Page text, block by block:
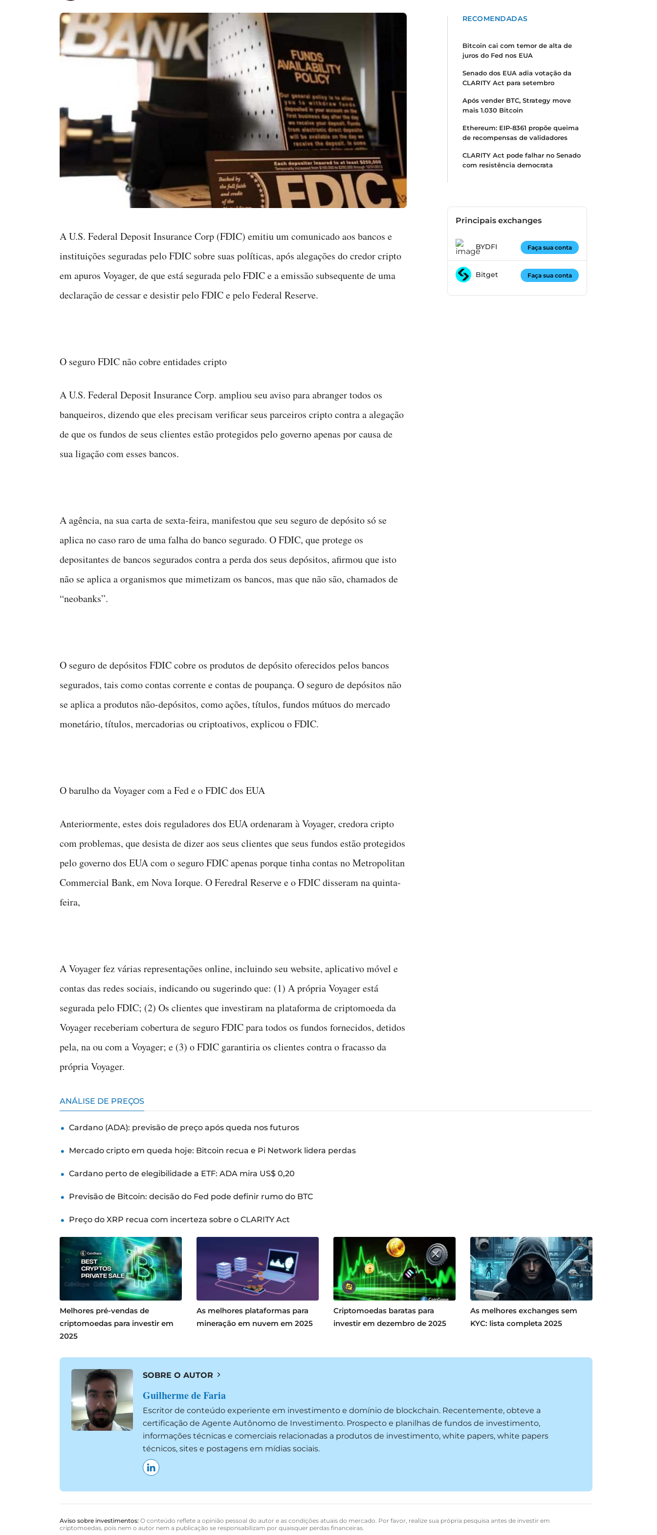
A U.S. Federal Deposit Insurance Corp (FDIC) emitiu um comunicado aos bancos e
instituições seguradas pelo FDIC sobre suas políticas, após alegações do credor cripto
em apuros Voyager, de que está segurada pelo FDIC e a emissão subsequente de uma
declaração de cessar e desistir pelo FDIC e pelo Federal Reserve.
O seguro FDIC não cobre entidades cripto
A U.S. Federal Deposit Insurance Corp. ampliou seu aviso para abranger todos os
banqueiros, dizendo que eles precisam verificar seus parceiros cripto contra a alegação
de que os fundos de seus clientes estão protegidos pelo governo apenas por causa de
sua ligação com esses bancos.
A agência, na sua carta de sexta-feira, manifestou que seu seguro de depósito só se
aplica no caso raro de uma falha do banco segurado. O FDIC, que protege os
depositantes de bancos segurados contra a perda dos seus depósitos, afirmou que isto
não se aplica a organismos que mimetizam os bancos, mas que não são, chamados de
“neobanks”.
O seguro de depósitos FDIC cobre os produtos de depósito oferecidos pelos bancos
segurados, tais como contas corrente e contas de poupança. O seguro de depósitos não
se aplica a produtos não-depósitos, como ações, títulos, fundos mútuos do mercado
monetário, títulos, mercadorias ou criptoativos, explicou o FDIC.
O barulho da Voyager com a Fed e o FDIC dos EUA
Anteriormente, estes dois reguladores dos EUA ordenaram à Voyager, credora cripto
com problemas, que desista de dizer aos seus clientes que seus fundos estão protegidos
pelo governo dos EUA com o seguro FDIC apenas porque tinha contas no Metropolitan
Commercial Bank, em Nova Iorque. O Feredral Reserve e o FDIC disseram na quinta-
feira,
A Voyager fez várias representações online, incluindo seu website, aplicativo móvel e
contas das redes sociais, indicando ou sugerindo que: (1) A própria Voyager está
segurada pelo FDIC; (2) Os clientes que investiram na plataforma de criptomoeda da
Voyager receberiam cobertura de seguro FDIC para todos os fundos fornecidos, detidos
pela, na ou com a Voyager; e (3) o FDIC garantiria os clientes contra o fracasso da
própria Voyager.
RECOMENDADAS
Bitcoin cai com temor de alta de
juros do Fed nos EUA
Senado dos EUA adia votação da
CLARITY Act para setembro
Após vender BTC, Strategy move
mais 1.030 Bitcoin
Ethereum: EIP-8361 propõe queima
de recompensas de validadores
CLARITY Act pode falhar no Senado
com resistência democrata
Principais exchanges
BYDFI Faça sua conta
Bitget Faça sua conta
ANÁLISE DE PREÇOS
Cardano (ADA): previsão de preço após queda nos futuros
Mercado cripto em queda hoje: Bitcoin recua e Pi Network lidera perdas
Cardano perto de elegibilidade a ETF: ADA mira US$ 0,20
Previsão de Bitcoin: decisão do Fed pode definir rumo do BTC
Preço do XRP recua com incerteza sobre o CLARITY Act
Melhores pré-vendas de
criptomoedas para investir em
2025
As melhores plataformas para
mineração em nuvem em 2025
Criptomoedas baratas para
investir em dezembro de 2025
As melhores exchanges sem
KYC: lista completa 2025
SOBRE O AUTOR
Guilherme de Faria
Escritor de conteúdo experiente em investimento e domínio de blockchain. Recentemente, obteve a
certificação de Agente Autônomo de Investimento. Prospecto e planilhas de fundos de investimento,
informações técnicas e comerciais relacionadas a produtos de investimento, white papers, white papers
técnicos, sites e postagens em mídias sociais.
Aviso sobre investimentos: O conteúdo reflete a opinião pessoal do autor e as condições atuais do mercado. Por favor, realize sua própria pesquisa antes de investir em
criptomoedas, pois nem o autor nem a publicação se responsabilizam por quaisquer perdas financeiras.